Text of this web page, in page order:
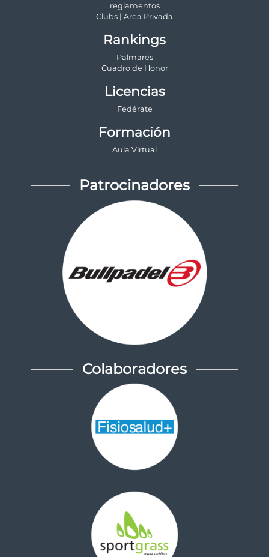
reglamentos
Clubs | Area Privada
Rankings
Palmarés
Cuadro de Honor
Licencias
Fedérate
Formación
Aula Virtual
Patrocinadores
Colaboradores